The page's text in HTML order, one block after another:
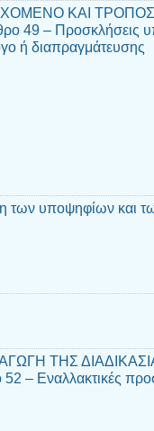
ΚΑΙ
49 – Προσκλήσεις
ή διαπραγμάτευσης
των υποψηφίων και
ΤΗΣ
– Εναλλακτικές